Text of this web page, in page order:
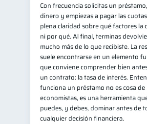
información financiera 1
Con frecuencia solicitas un
dinero y empiezas a pagar las
plena claridad sobre qué factores la
ni por qué. Al final, terminas
mucho más de lo que recibiste. La
suele encontrarse en un elemento
que conviene comprender bien
un contrato: la tasa de interés.
funciona un préstamo no es cosa de
economistas, es una herramienta
puedes, y debes, dominar antes de
cualquier decisión financiera.